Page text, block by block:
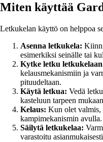
Miten käyttää
Letkukelan käyttö on helppoa
Asenna letkukela:
esimerkiksi seinälle tai
Kytke letku
kelausmekanismiin ja
pituudeltaan.
Käytä letkua: Vedä
kasteluun tarpeen
Kelaus: Kun olet valmis,
kampimekanismin avulla.
Säilytä letkukelaa:
varastoitu